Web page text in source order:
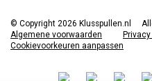
© Copyright 2026 Klusspullen.nl
Algemene voorwaarden
Cookievoorkeuren aanpassen